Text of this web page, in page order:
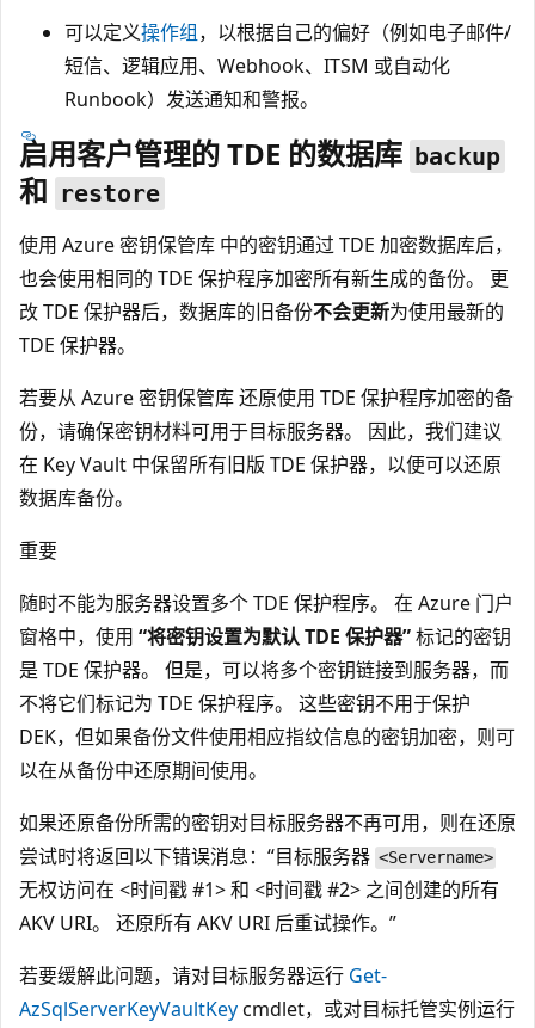
可以定义操作组，以根据自己的偏好（例如电子邮件/
短信、逻辑应用、Webhook、ITSM 或自动化
Runbook）发送通知和警报。
启用客户管理的 TDE 的数据库 backup
和 restore
使用 Azure 密钥保管库 中的密钥通过 TDE 加密数据库后，
也会使用相同的 TDE 保护程序加密所有新生成的备份。 更
改 TDE 保护器后，数据库的旧备份不会更新为使用最新的
TDE 保护器。
若要从 Azure 密钥保管库 还原使用 TDE 保护程序加密的备
份，请确保密钥材料可用于目标服务器。 因此，我们建议
在 Key Vault 中保留所有旧版 TDE 保护器，以便可以还原
数据库备份。
重要
随时不能为服务器设置多个 TDE 保护程序。 在 Azure 门户
窗格中，使用 “将密钥设置为默认 TDE 保护器”标记的密钥
是 TDE 保护器。 但是，可以将多个密钥链接到服务器，而
不将它们标记为 TDE 保护程序。 这些密钥不用于保护
DEK，但如果备份文件使用相应指纹信息的密钥加密，则可
以在从备份中还原期间使用。
如果还原备份所需的密钥对目标服务器不再可用，则在还原
尝试时将返回以下错误消息：“目标服务器 <Servername>
无权访问在 <时间戳 #1> 和 <时间戳 #2> 之间创建的所有
AKV URI。 还原所有 AKV URI 后重试操作。”
若要缓解此问题，请对目标服务器运行 Get-
AzSqlServerKeyVaultKeycmdlet，或对目标托管实例运行